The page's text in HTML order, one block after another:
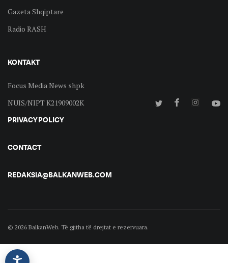
Gazeta Shqiptare
Radio RASH
KONTAKT
Focus Media News shpk
NUIS/NIPT K21909002K
PRIVACY POLICY
CONTACT
REDAKSIA@BALKANWEB.COM
© 2026 BalkanWeb. Të gjitha të drejtat e rezervuara.